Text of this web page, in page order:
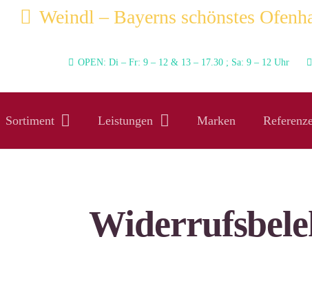
Weindl – Bayerns schönstes
OPEN: Di – Fr: 9 – 12 & 13 – 17.30 ; Sa: 9 – 12 Uhr
Sortiment Leistungen Marken